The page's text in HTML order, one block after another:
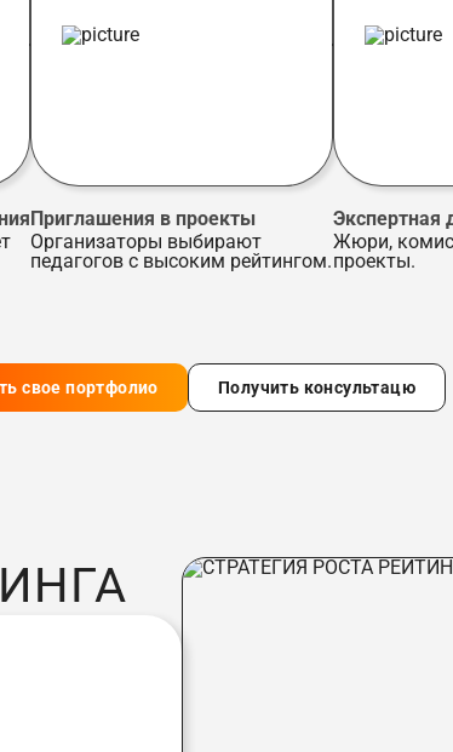
Приглашения в проекты
Организаторы выбирают
педагогов с высоким рейтингом.
Экспертная
Жюри,
проекты.
свое портфолио Получить консультацю